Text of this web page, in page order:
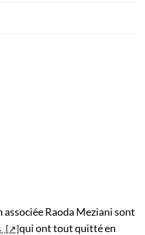
Raoda Meziani sont
qui ont tout quitté en